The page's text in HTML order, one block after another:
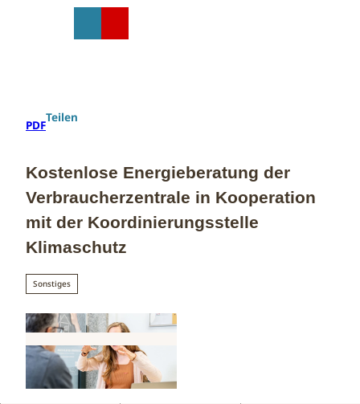
PDF
Teilen
Kostenlose Energieberatung der
Verbraucherzentrale in Kooperation
mit der Koordinierungsstelle
Klimaschutz
Sonstiges